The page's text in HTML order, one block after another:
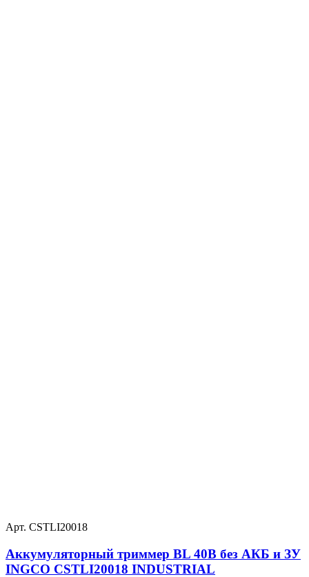
Арт. CSTLI20018
Аккумуляторный триммер BL 40В без АКБ и ЗУ
INGCO CSTLI20018 INDUSTRIAL